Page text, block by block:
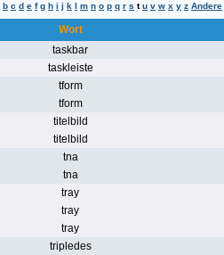
b c d e f g h i j k l m n o p q r s tu v w x y z Andere
Wort
taskbar
taskleiste
tform
tform
titelbild
titelbild
tna
tna
tray
tray
tray
tripledes